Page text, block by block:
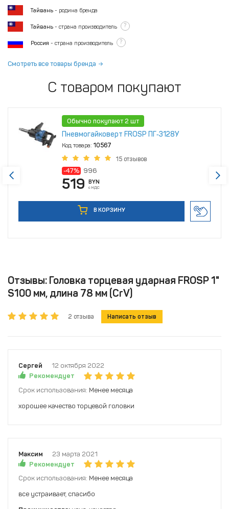
Тайвань - родина бренда
Тайвань - страна производитель ?
Россия - страна производитель ?
Смотреть все товары бренда
С товаром покупают
Обычно покупают 2 шт
Пневмогайковерт FROSP ПГ‑3128У
Код товара: 10567
15 отзывов
-47% 996
519 BYN
с НДС
В КОРЗИНУ
Отзывы: Головка торцевая ударная FROSP 1"
S100 мм, длина 78 мм (CrV)
2 отзыва Написать отзыв
Сергей
12 октября 2022
Рекомендует
Срок использования: Менее месяца
хорошее качество торцевой головки
Максим
23 марта 2021
Рекомендует
Срок использования: Менее месяца
все устраивает, спасибо